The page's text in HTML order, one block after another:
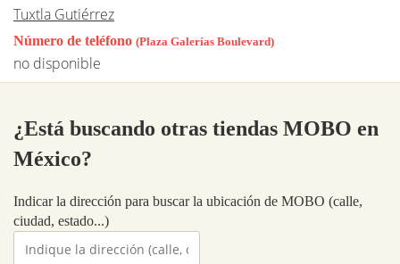
Tuxtla Gutiérrez
Número de teléfono (Plaza Galerías Boulevard)
no disponible
¿Está buscando otras tiendas MOBO en
México?
Indicar la dirección para buscar la ubicación de MOBO (calle,
ciudad, estado...)